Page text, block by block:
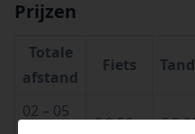
Prijzen
Totale
afstand
Fiets
02 – 05
€ 2,50 €